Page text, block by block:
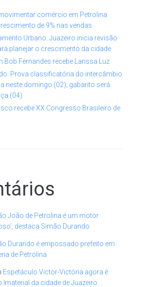
comércio em Petrolina
de 9% nas vendas
Urbano: Juazeiro inicia revisão
planejar o crescimento da cidade
Bob Fernandes recebe Larissa Luz
Prova classificatória do intercâmbio
neste domingo (02); gabarito será
(04)
recebe XX Congresso Brasileiro de
João de Petrolina é um motor
destaca Simão Durando
Durando é empossado prefeito em
de Petrolina
Espetáculo Victor-Victória agora é
da cidade de Juazeiro